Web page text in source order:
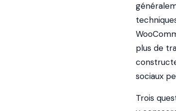
plus de
sociaux
Trois